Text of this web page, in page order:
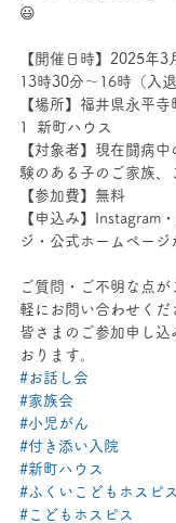
😃
【開催日時】2025年3
13時30分〜16時（入退
【場所】福井県永平
1  新町ハウス
【対象者】現在闘病
験のある子のご家族
【参加費】無料
【申込み】Instagram
ジ・公式ホームページ
ご質問・ご不明な点
軽にお問い合わせくだ
皆さまのご参加申し込
おります。
#お話し会
#家族会
#小児がん
#付き添い入院
#新町ハウス
#ふくいこどもホスピス
#こどもホスピス